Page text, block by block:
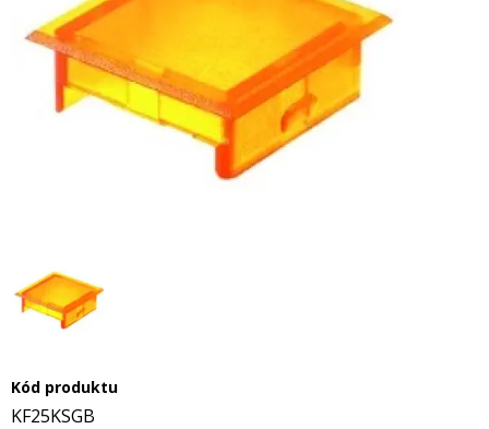
Kód produktu
KF25KSGB